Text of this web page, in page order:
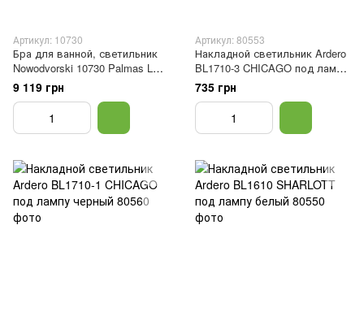
Артикул: 10730
Бра для ванной, светильник
Nowodvorski 10730 Palmas LED
1x15W 4000k 1000Lm IP44
Brass
9 119 грн
Артикул: 80553
Накладной светильник Ardero
BL1710-3 CHICAGO под лампу
хром
735 грн